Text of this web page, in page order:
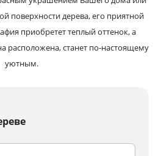
поверхности дерева, его приятной
приобретет теплый оттенок, а
расположена, станет по‑настоящему
уютным.